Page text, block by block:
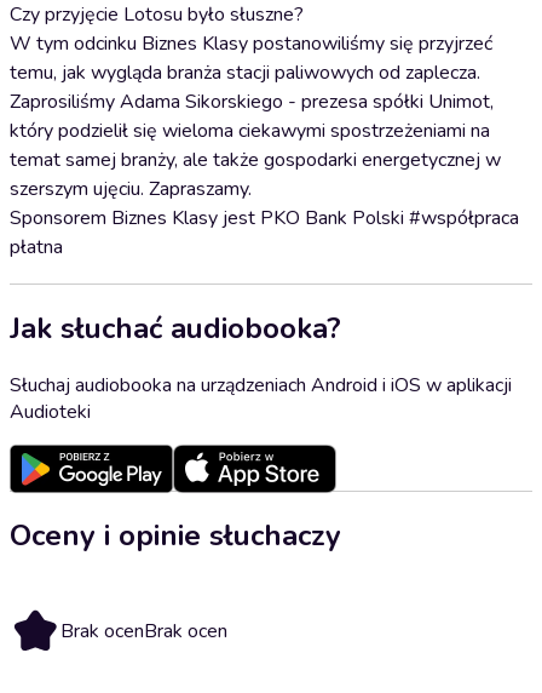
Czy przyjęcie Lotosu było słuszne?
W tym odcinku Biznes Klasy postanowiliśmy się przyjrzeć
temu, jak wygląda branża stacji paliwowych od zaplecza.
Zaprosiliśmy Adama Sikorskiego - prezesa spółki Unimot,
który podzielił się wieloma ciekawymi spostrzeżeniami na
temat samej branży, ale także gospodarki energetycznej w
szerszym ujęciu. Zapraszamy.
Sponsorem Biznes Klasy jest PKO Bank Polski #współpraca
płatna
Jak słuchać audiobooka?
Słuchaj audiobooka na urządzeniach Android i iOS w aplikacji
Audioteki
Oceny i opinie słuchaczy
Brak ocenBrak ocen